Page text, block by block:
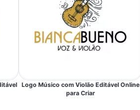
Logo Músico com Violão Editável Online
para Criar